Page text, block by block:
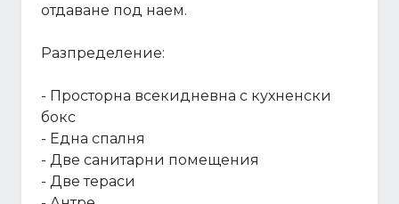
отдаване под наем.
Разпределение:
- Просторна всекидневна с кухненски
бокс
- Една спалня
- Две санитарни помещения
- Две тераси